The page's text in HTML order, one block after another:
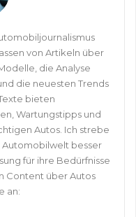
von Artikeln über
die Analyse
die neuesten Trends
bieten
Wartungstipps und
Autos. Ich strebe
Automobilwelt besser
für ihre Bedürfnisse
Content über Autos
an: